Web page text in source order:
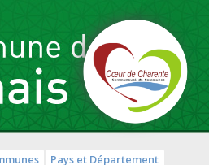
Pays et Département